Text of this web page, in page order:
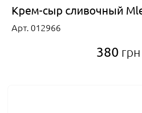
Крем-сыр сливочный
Арт. 012966
380 грн